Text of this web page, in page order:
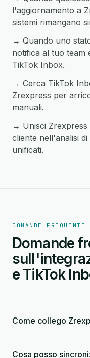
l'aggiornamento a
sistemi rimangano
→ Quando uno
notifica al tuo team
TikTok Inbox.
→ Cerca TikTok
Zrexpress per
manuali.
→ Unisci
cliente nell'analisi
unificati.
DOMANDE FREQUENTI
Domande
e TikTok
Come collego
Cosa posso